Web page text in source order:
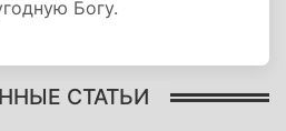
Богу.
СТАТЬИ